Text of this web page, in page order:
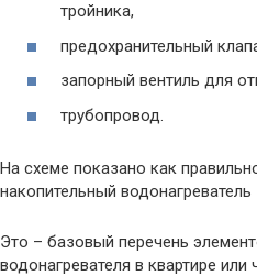
тройника,
предохранительный
запорный вентиль для
трубопровод.
На схеме показано как
накопительный водонагреватель
Это – базовый перечень
водонагревателя в квартире